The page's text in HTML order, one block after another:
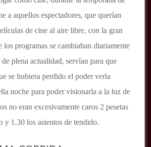
a aquellos espectadores, que querían
de cine al aire libre, con la gran
los programas se cambiaban diariamente
plena actualidad, servían para que
se hubiera perdido el poder verla
noche para poder visionarla a la luz de
no eran excesivamente caros 2 pesetas
y 1.30 los asientos de tendido.